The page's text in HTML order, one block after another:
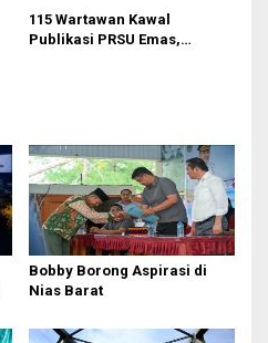
Hancurkan Tanah Gordang
Sambilan
115 Wartawan Kawal
Publikasi PRSU Emas,
Bobby Borong Aspirasi di
Nias Barat